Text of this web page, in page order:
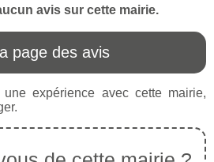
avis sur cette mairie.
page des avis
expérience avec cette mairie,